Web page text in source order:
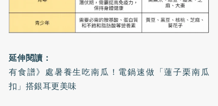
延伸閱讀：
有食譜》處暑養生吃南瓜！電鍋速做「蓮子栗南瓜
扣」搭銀耳更美味